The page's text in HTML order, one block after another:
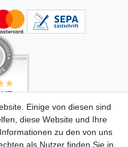
Einige von diesen sind
diese Website und Ihre
zu den von uns
als Nutzer finden Sie in